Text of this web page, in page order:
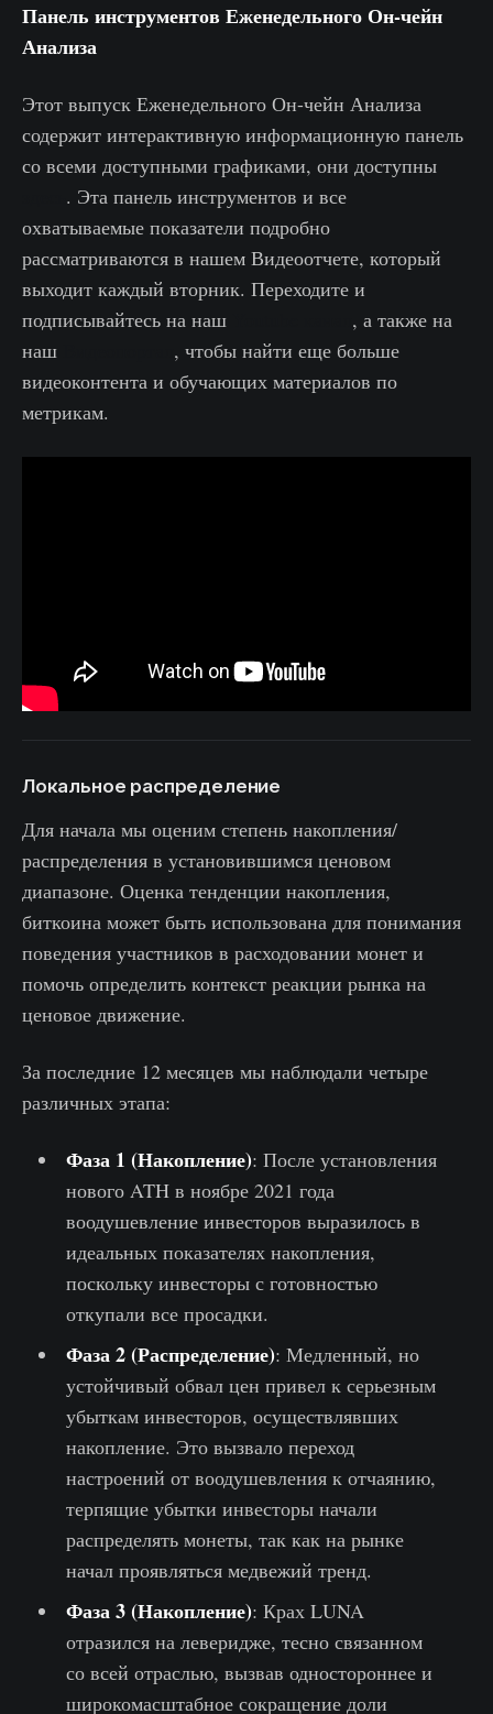
Панель инструментов Еженедельного Он-чейн
Анализа
Этот выпуск Еженедельного Он-чейн Анализа
содержит интерактивную информационную панель
со всеми доступными графиками, они доступны
. Эта панель инструментов и все
охватываемые показатели подробно
рассматриваются в нашем Видеоотчете, который
выходит каждый вторник. Переходите и
подписывайтесь на наш
, а также на
наш
, чтобы найти еще больше
видеоконтента и обучающих материалов по
метрикам.
Локальное распределение
Для начала мы оценим степень накопления/
распределения в установившимся ценовом
диапазоне. Оценка тенденции накопления,
биткоина может быть использована для понимания
поведения участников в расходовании монет и
помочь определить контекст реакции рынка на
ценовое движение.
За последние 12 месяцев мы наблюдали четыре
различных этапа:
Фаза 1 (Накопление): После установления
нового ATH в ноябре 2021 года
воодушевление инвесторов выразилось в
идеальных показателях накопления,
поскольку инвесторы с готовностью
откупали все просадки.
Фаза 2 (Распределение): Медленный, но
устойчивый обвал цен привел к серьезным
убыткам инвесторов, осуществлявших
накопление. Это вызвало переход
настроений от воодушевления к отчаянию,
терпящие убытки инвесторы начали
распределять монеты, так как на рынке
начал проявляться медвежий тренд.
Фаза 3 (Накопление): Крах LUNA
отразился на леверидже, тесно связанном
со всей отраслью, вызвав одностороннее и
широкомасштабное сокращение доли